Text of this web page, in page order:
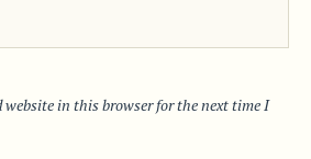
website in this browser for the next time I